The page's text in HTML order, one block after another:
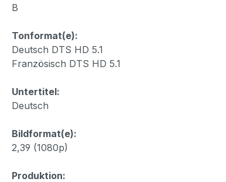
B
Tonformat(e):
Deutsch DTS HD 5.1
Französisch DTS HD 5.1
Untertitel:
Deutsch
Bildformat(e):
2,39 (1080p)
Produktion: